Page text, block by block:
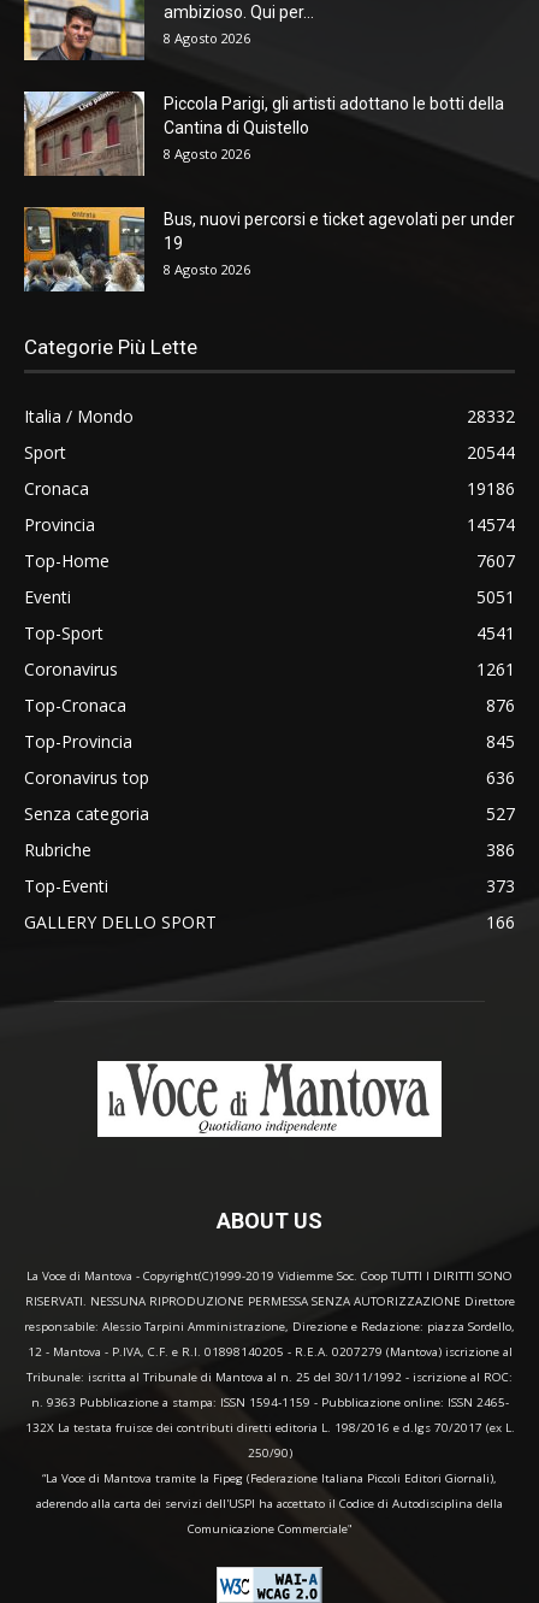
ambizioso. Qui per...
8 Agosto 2026
Piccola Parigi, gli artisti adottano le botti della
Cantina di Quistello
8 Agosto 2026
Bus, nuovi percorsi e ticket agevolati per under
19
8 Agosto 2026
Categorie Più Lette
Italia / Mondo
28332
Sport
20544
Cronaca
19186
Provincia
14574
Top-Home
7607
Eventi
5051
Top-Sport
4541
Coronavirus
1261
Top-Cronaca
876
Top-Provincia
845
Coronavirus top
636
Senza categoria
527
Rubriche
386
Top-Eventi
373
GALLERY DELLO SPORT
166
ABOUT US
La Voce di Mantova - Copyright(C)1999-2019 Vidiemme Soc. Coop TUTTI I DIRITTI SONO
RISERVATI. NESSUNA RIPRODUZIONE PERMESSA SENZA AUTORIZZAZIONE Direttore
responsabile: Alessio Tarpini Amministrazione, Direzione e Redazione: piazza Sordello,
12 - Mantova - P.IVA, C.F. e R.I. 01898140205 - R.E.A. 0207279 (Mantova) iscrizione al
Tribunale: iscritta al Tribunale di Mantova al n. 25 del 30/11/1992 - iscrizione al ROC:
n. 9363 Pubblicazione a stampa: ISSN 1594-1159 - Pubblicazione online: ISSN 2465-
132X La testata fruisce dei contributi diretti editoria L. 198/2016 e d.lgs 70/2017 (ex L.
250/90)
“La Voce di Mantova tramite la Fipeg (Federazione Italiana Piccoli Editori Giornali),
aderendo alla carta dei servizi dell'USPI ha accettato il Codice di Autodisciplina della
Comunicazione Commerciale"